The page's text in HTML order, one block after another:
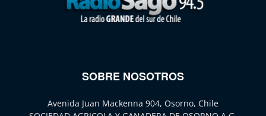
SOBRE NOSOTROS
Avenida Juan Mackenna 904, Osorno, Chile